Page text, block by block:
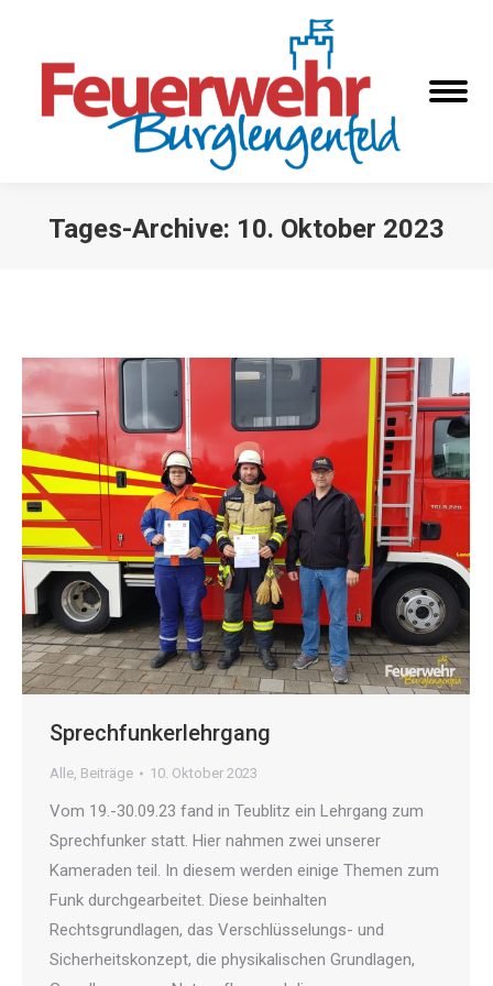
Tages-Archive: 10. Oktober 2023
Sprechfunkerlehrgang
Alle, Beiträge 10. Oktober 2023
Vom 19.-30.09.23 fand in Teublitz ein Lehrgang zum
Sprechfunker statt. Hier nahmen zwei unserer
Kameraden teil. In diesem werden einige Themen zum
Funk durchgearbeitet. Diese beinhalten
Rechtsgrundlagen, das Verschlüsselungs- und
Sicherheitskonzept, die physikalischen Grundlagen,